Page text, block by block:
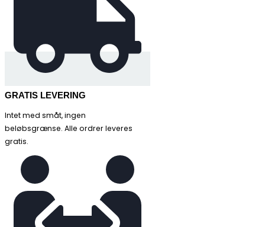
GRATIS LEVERING
Intet med småt, ingen
beløbsgrænse. Alle ordrer leveres
gratis.